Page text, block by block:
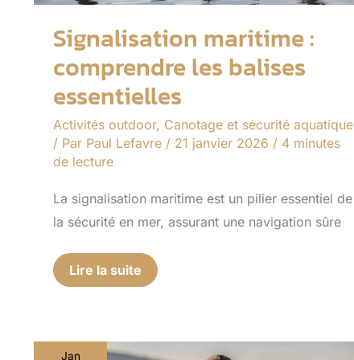
Signalisation maritime :
comprendre les balises
essentielles
Activités outdoor, Canotage et sécurité aquatique
/ Par Paul Lefavre / 21 janvier 2026 / 4 minutes
de lecture
La signalisation maritime est un pilier essentiel de
la sécurité en mer, assurant une navigation sûre
Lire la suite
Jan